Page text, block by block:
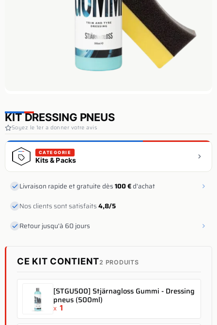
KIT DRESSING PNEUS
Soyez le 1er a donner votre avis
CATEGORIE
Kits & Packs
Livraison rapide et gratuite dès100 €d'achat
Nos clients sont satisfaits4,8/5
Retour jusqu'à 60 jours
CE KIT CONTIENT2 PRODUITS
[STGU500] Stjärnagloss Gummi - Dressing
pneus (500ml)
x 1